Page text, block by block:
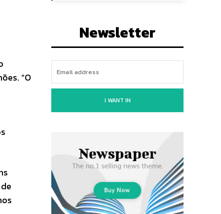
“O
Newsletter
I WANT IN